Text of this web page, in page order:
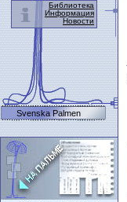
Библиотека
Информация
Новости
Svenska Palmen